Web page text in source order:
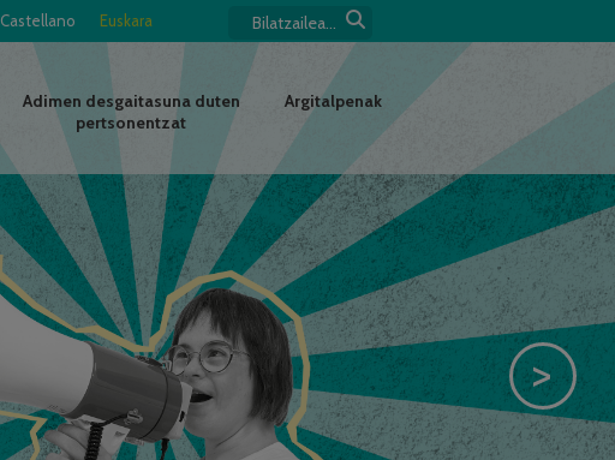
Castellano Euskara
Adimen desgaitasuna duten
pertsonentzat
Argitalpenak
>